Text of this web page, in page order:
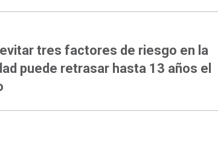
tres factores de riesgo en la
puede retrasar hasta 13 años el